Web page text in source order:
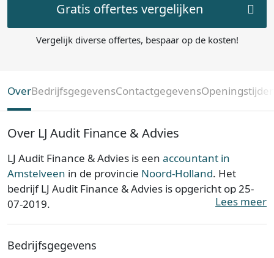
Gratis offertes vergelijken
Vergelijk diverse offertes, bespaar op de kosten!
OverBedrijfsgegevensContactgegevens
Over LJ Audit Finance & Advies
LJ Audit Finance & Advies is een accountant in
Amstelveen in de provincie Noord-Holland. Het
bedrijf LJ Audit Finance & Advies is opgericht op 25-
07-2019.
Kamer van Koophandel. Het kantoor is bij de KvK
Lees meer
Bedrijfsgegevens